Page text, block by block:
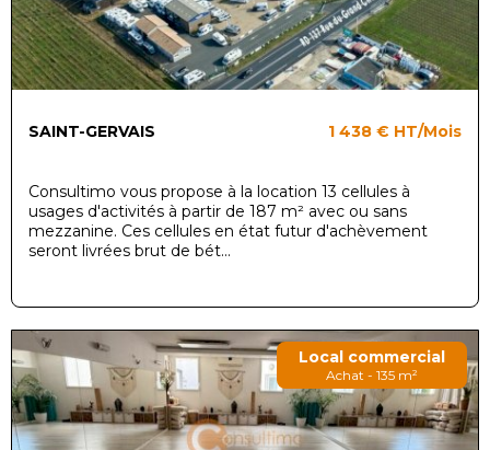
SAINT-GERVAIS 1 438 € HT/Mois
Consultimo vous propose à la location 13 cellules à
usages d'activités à partir de 187 m² avec ou sans
mezzanine. Ces cellules en état futur d'achèvement
seront livrées brut de bét...
Local commercial
Achat - 135 m²